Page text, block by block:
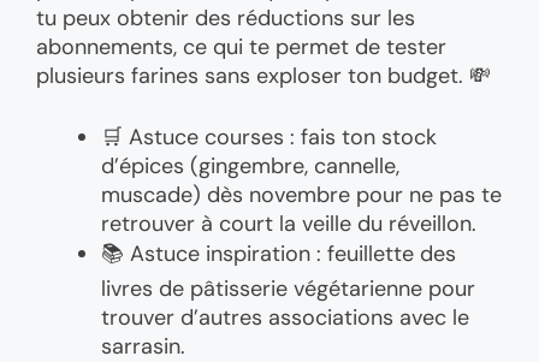
tu peux obtenir des réductions sur les
abonnements, ce qui te permet de tester
plusieurs farines sans exploser ton budget. 💸
🛒 Astuce courses : fais ton stock
d’épices (gingembre, cannelle,
muscade) dès novembre pour ne pas te
retrouver à court la veille du réveillon.
📚 Astuce inspiration : feuillette des
livres de pâtisserie végétarienne pour
trouver d’autres associations avec le
sarrasin.